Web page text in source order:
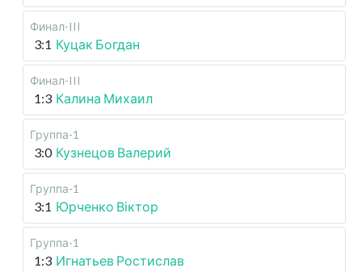
Финал-III
3:1 Куцак Богдан
Финал-III
1:3 Калина Михаил
Группа-1
3:0 Кузнецов Валерий
Группа-1
3:1 Юрченко Віктор
Группа-1
1:3 Игнатьев Ростислав